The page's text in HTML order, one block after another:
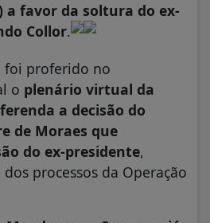
a favor da soltura do ex-
Collor.
foi proferido no
o plenário virtual da
a decisão do
de Moraes que
do ex-presidente,
processos da Operação